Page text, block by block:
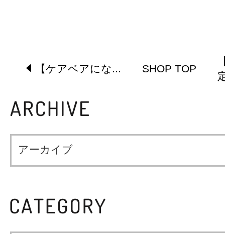
【ケアベアにな... SHOP TOP
アーカイブ